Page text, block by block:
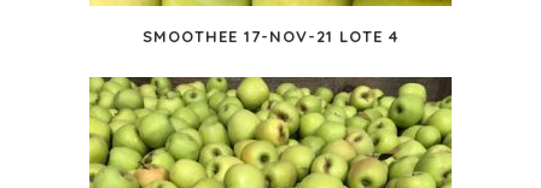
SMOOTHEE 17-NOV-21 LOTE 4